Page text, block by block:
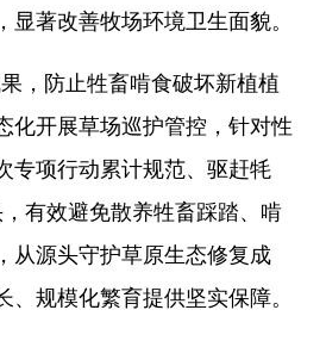
显著改善牧场环境卫生面貌。
，防止牲畜啃食破坏新植植
化开展草场巡护管控，针对性
专项行动累计规范、驱赶牦
，有效避免散养牲畜踩踏、啃
从源头守护草原生态修复成
、规模化繁育提供坚实保障。